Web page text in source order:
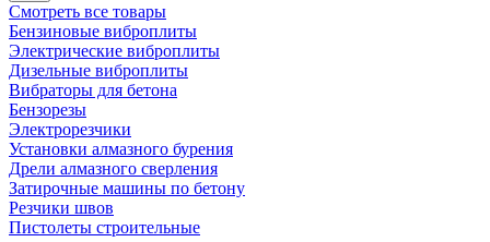
Смотреть все товары
Бензиновые виброплиты
Электрические виброплиты
Дизельные виброплиты
Вибраторы для бетона
Бензорезы
Электрорезчики
Установки алмазного бурения
Дрели алмазного сверления
Затирочные машины по бетону
Резчики швов
Пистолеты строительные